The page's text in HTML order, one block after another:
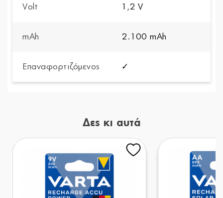
Volt 1,2 V
mAh 2.100 mAh
Επαναφορτιζόμενος ✓
Δες κι αυτά